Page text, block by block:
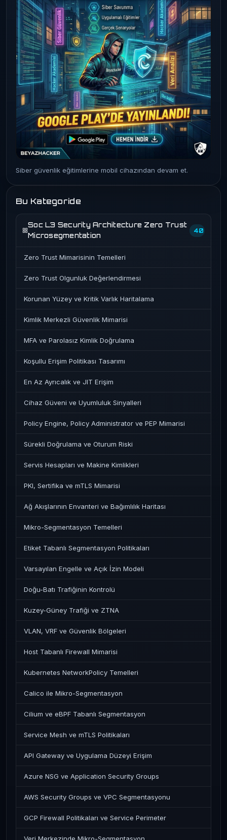
Siber güvenlik eğitimlerine mobil cihazından devam et.
Bu Kategoride
Soc L3 Security Architecture Zero Trust
Microsegmentation
40
Zero Trust Mimarisinin Temelleri
Zero Trust Olgunluk Değerlendirmesi
Korunan Yüzey ve Kritik Varlık Haritalama
Kimlik Merkezli Güvenlik Mimarisi
MFA ve Parolasız Kimlik Doğrulama
Koşullu Erişim Politikası Tasarımı
En Az Ayrıcalık ve JIT Erişim
Cihaz Güveni ve Uyumluluk Sinyalleri
Policy Engine, Policy Administrator ve PEP Mimarisi
Sürekli Doğrulama ve Oturum Riski
Servis Hesapları ve Makine Kimlikleri
PKI, Sertifika ve mTLS Mimarisi
Ağ Akışlarının Envanteri ve Bağımlılık Haritası
Mikro-Segmentasyon Temelleri
Etiket Tabanlı Segmentasyon Politikaları
Varsayılan Engelle ve Açık İzin Modeli
Doğu-Batı Trafiğinin Kontrolü
Kuzey-Güney Trafiği ve ZTNA
VLAN, VRF ve Güvenlik Bölgeleri
Host Tabanlı Firewall Mimarisi
Kubernetes NetworkPolicy Temelleri
Calico ile Mikro-Segmentasyon
Cilium ve eBPF Tabanlı Segmentasyon
Service Mesh ve mTLS Politikaları
API Gateway ve Uygulama Düzeyi Erişim
Azure NSG ve Application Security Groups
AWS Security Groups ve VPC Segmentasyonu
GCP Firewall Politikaları ve Service Perimeter